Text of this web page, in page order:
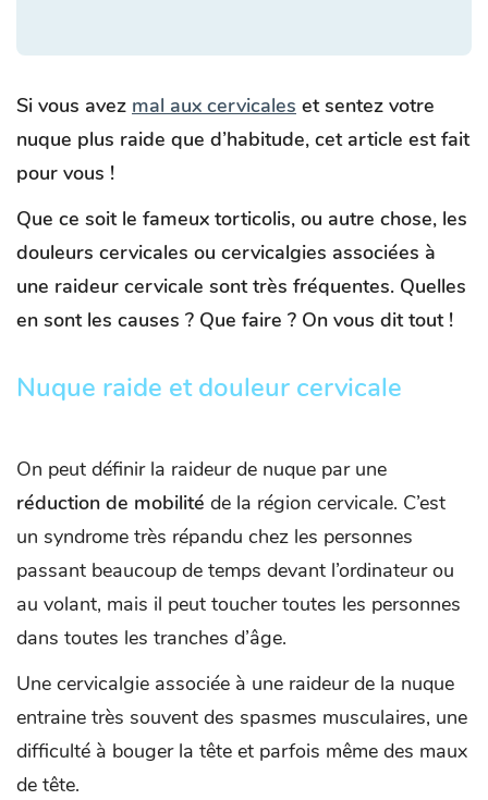
Si vous avez mal aux cervicales et sentez votre
nuque plus raide que d’habitude, cet article est fait
pour vous !
Que ce soit le fameux torticolis, ou autre chose, les
douleurs cervicales ou cervicalgies associées à
une raideur cervicale sont très fréquentes. Quelles
en sont les causes ? Que faire ? On vous dit tout !
Nuque raide et douleur cervicale
On peut définir la raideur de nuque par une
réduction de mobilité de la région cervicale. C’est
un syndrome très répandu chez les personnes
passant beaucoup de temps devant l’ordinateur ou
au volant, mais il peut toucher toutes les personnes
dans toutes les tranches d’âge.
Une cervicalgie associée à une raideur de la nuque
entraine très souvent des spasmes musculaires, une
difficulté à bouger la tête et parfois même des maux
de tête.